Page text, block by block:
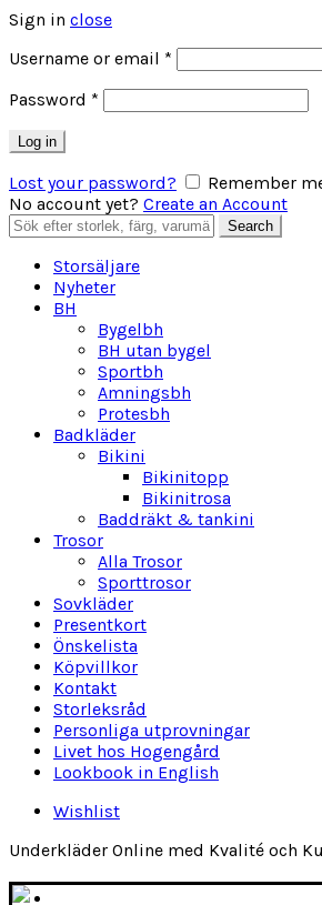
Sign in close
Username or email *
Password *
Log in
Lost your password?
Remember
No account yet? Create an Account
Search
for:
Search
Storsäljare
Nyheter
BH
Bygelbh
BH utan bygel
Sportbh
Amningsbh
Protesbh
Badkläder
Bikini
Bikinitopp
Bikinitrosa
Baddräkt & tankini
Trosor
Alla Trosor
Sporttrosor
Sovkläder
Presentkort
Önskelista
Köpvillkor
Kontakt
Storleksråd
Personliga utprovningar
Livet hos Hogengård
Lookbook in English
Wishlist
Underkläder Online med Kvalité och